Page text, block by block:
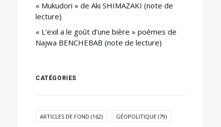
« Mukudori » de Aki SHIMAZAKI (note de
lecture)
« L’exil a le goût d’une bière » poèmes de
Najwa BENCHEBAB (note de lecture)
CATÉGORIES
ARTICLES DE FOND (162) GÉOPOLITIQUE (79)